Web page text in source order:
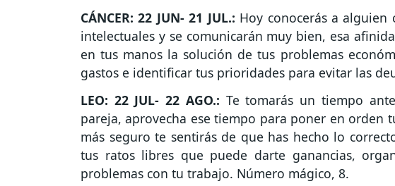
CÁNCER: 22 JUN- 21 JUL.: Hoy conocerás a
intelectuales y se comunicarán muy bien, esa
en tus manos la solución de tus problemas
gastos e identificar tus prioridades para evitar las
LEO: 22 JUL- 22 AGO.: Te tomarás un tiempo
pareja, aprovecha ese tiempo para poner en orden
más seguro te sentirás de que has hecho lo
tus ratos libres que puede darte ganancias,
problemas con tu trabajo. Número mágico, 8.